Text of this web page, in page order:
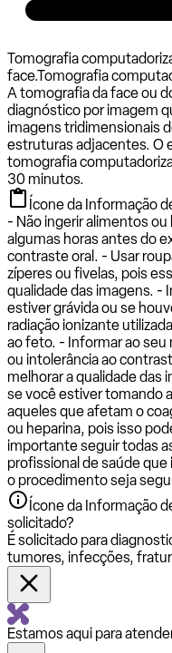
Tomografia
face.Tomografia
A tomografia da face ou
diagnóstico por imagem
imagens tridimensionais
estruturas adjacentes. O
tomografia
30 minutos.
Ícone da Informação
- Não ingerir alimentos
algumas horas antes do
contraste oral. - Usar
zíperes ou fivelas, pois
qualidade das imagens. -
estiver grávida ou se
radiação ionizante
ao feto. - Informar ao seu
ou intolerância ao
melhorar a qualidade das
se você estiver tomando
aqueles que afetam o
ou heparina, pois isso
importante seguir todas
profissional de saúde que
o procedimento seja
Ícone da Informação
solicitado?
É solicitado para
tumores, infecções,
Estamos aqui para